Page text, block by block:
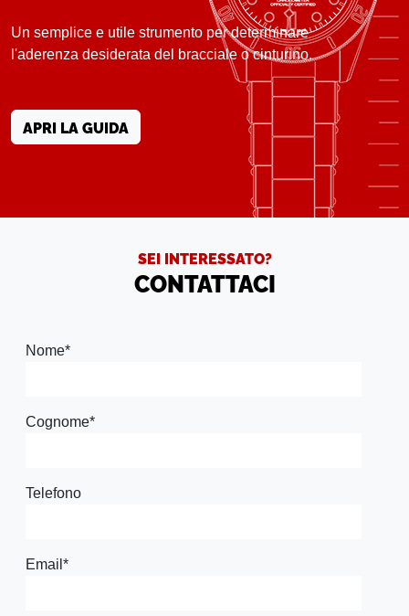
Un semplice e utile strumento per determinare
l'aderenza desiderata del bracciale o cinturino.
APRI LA GUIDA
SEI INTERESSATO?
CONTATTACI
Nome*
Cognome*
Telefono
Email *